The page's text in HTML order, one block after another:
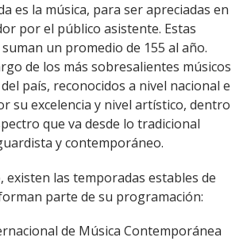
es la música, para ser apreciadas en
por el público asistente. Estas
un promedio de 155 al año.
de los más sobresalientes músicos
país, reconocidos a nivel nacional e
su excelencia y nivel artístico, dentro
que va desde lo tradicional
y contemporáneo.
existen las temporadas estables de
parte de su programación:
de Música Contemporánea